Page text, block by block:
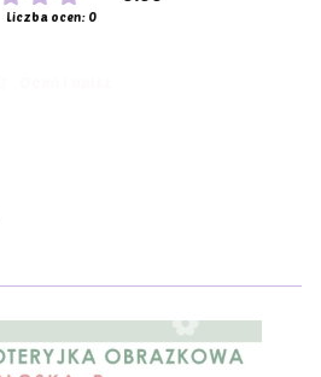
Liczba ocen: 0